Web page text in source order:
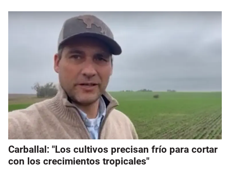
Carballal: "Los cultivos precisan frío para cortar
con los crecimientos tropicales"